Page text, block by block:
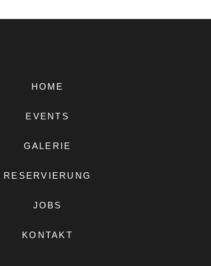
HOME
EVENTS
GALERIE
RESERVIERUNG
JOBS
KONTAKT